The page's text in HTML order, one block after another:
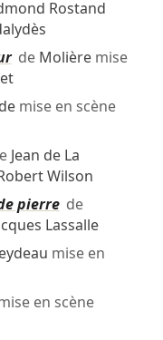
Rostand
de Molièremise
mise en scène
Jean de La
Wilson
pierrede
Lassalle
mise en
en scène